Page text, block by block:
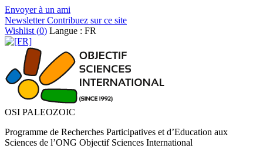
Envoyer à un ami
NewsletterContribuez sur ce site
Wishlist (0) Langue : FR
OSI PALEOZOIC
Programme de Recherches Participatives et d’Education aux
Sciences de l’ONG Objectif Sciences International